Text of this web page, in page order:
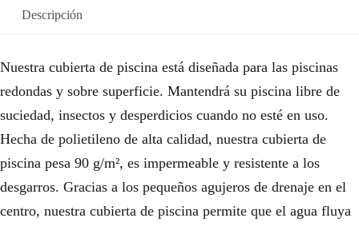
Descripción
Nuestra cubierta de piscina está diseñada para las piscinas
redondas y sobre superficie. Mantendrá su piscina libre de
suciedad, insectos y desperdicios cuando no esté en uso.
Hecha de polietileno de alta calidad, nuestra cubierta de
piscina pesa 90 g/m², es impermeable y resistente a los
desgarros. Gracias a los pequeños agujeros de drenaje en el
centro, nuestra cubierta de piscina permite que el agua fluya